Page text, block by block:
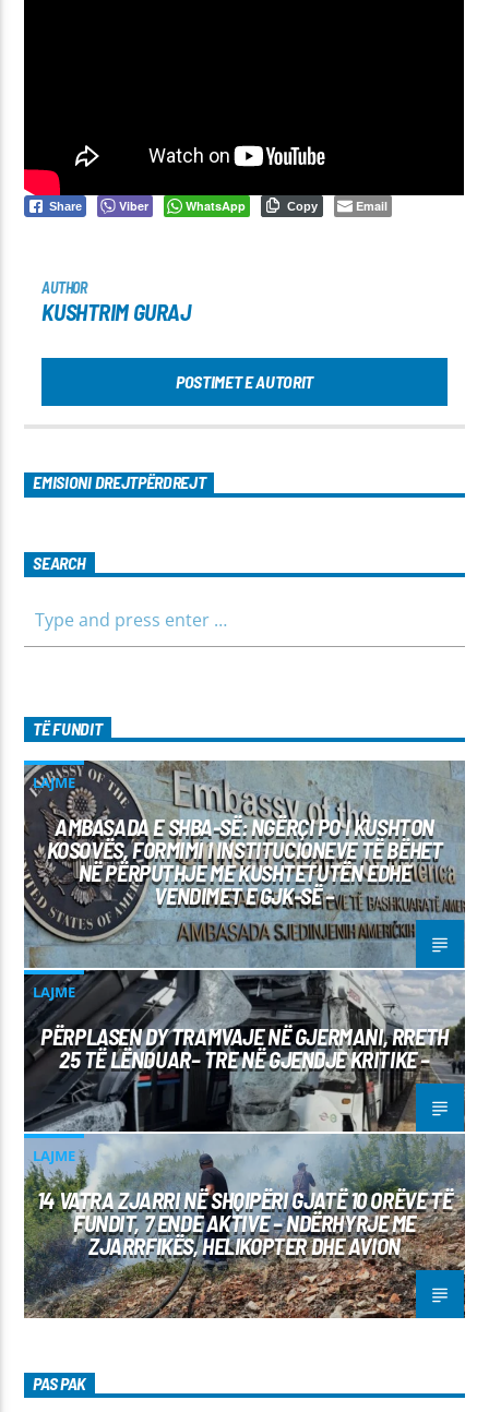
Share Viber WhatsApp Copy Email
AUTHOR
KUSHTRIM GURAJ
POSTIMET E AUTORIT
EMISIONI DREJTPËRDREJT
SEARCH
TË FUNDIT
LAJME
AMBASADA E SHBA-SË: NGËRÇI PO I KUSHTON
KOSOVËS, FORMIMI I INSTITUCIONEVE TË BËHET
NË PËRPUTHJE ME KUSHTETUTËN EDHE
VENDIMET E GJK-SË –
LAJME
PËRPLASEN DY TRAMVAJE NË GJERMANI, RRETH
25 TË LËNDUAR– TRE NË GJENDJE KRITIKE –
LAJME
14 VATRA ZJARRI NË SHQIPËRI GJATË 10 ORËVE TË
FUNDIT, 7 ENDE AKTIVE – NDËRHYRJE ME
ZJARRFIKËS, HELIKOPTER DHE AVION
PAS PAK